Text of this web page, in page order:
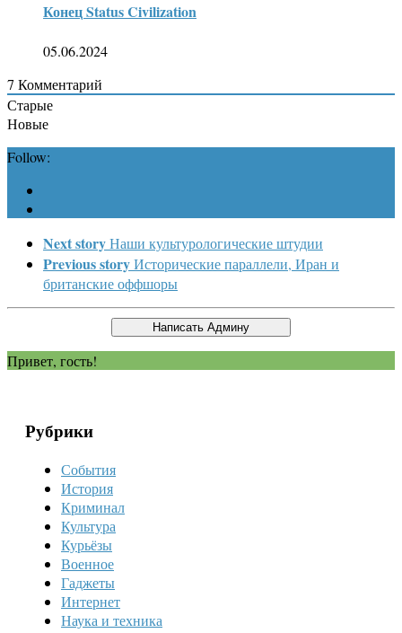
Конец Status Civilization
05.06.2024
7 Комментарий
Старые
Новые
Follow:
Next storyНаши культурологические штудии
Previous storyИсторические параллели, Иран и
британские оффшоры
Привет, гость!
Рубрики
События
История
Криминал
Культура
Курьёзы
Военное
Гаджеты
Интернет
Наука и техника